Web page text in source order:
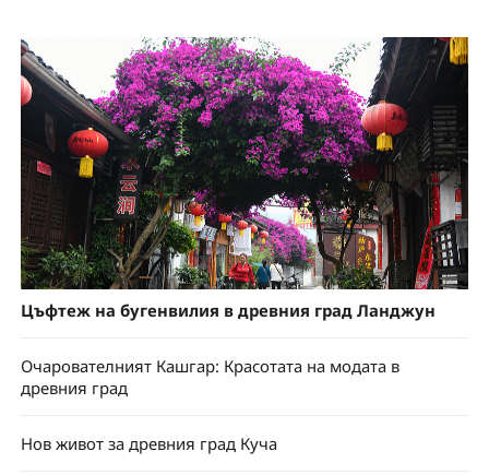
Цъфтеж на бугенвилия в древния град Ланджун
Очарователният Кашгар: Красотата на модата в
древния град
Нов живот за древния град Куча